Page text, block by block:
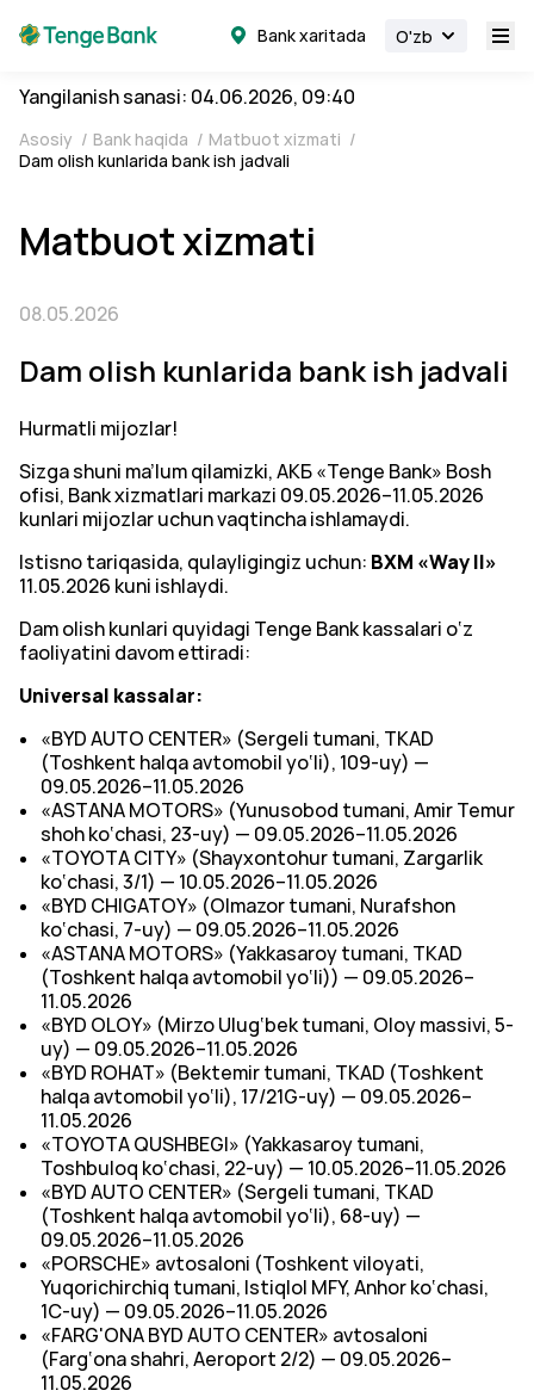
Bank xaritada O'zb
Yangilanish sanasi: 04.06.2026, 09:40
Asosiy / Bank haqida / Matbuot xizmati /
Dam olish kunlarida bank ish jadvali
Matbuot xizmati
08.05.2026
Dam olish kunlarida bank ish jadvali
Hurmatli mijozlar!
Sizga shuni ma’lum qilamizki, АКБ «Tenge Bank» Bosh
ofisi, Bank xizmatlari markazi 09.05.2026–11.05.2026
kunlari mijozlar uchun vaqtincha ishlamaydi.
Istisno tariqasida, qulayligingiz uchun: BXM «Way II»
11.05.2026 kuni ishlaydi.
Dam olish kunlari quyidagi Tenge Bank kassalari o‘z
faoliyatini davom ettiradi:
Universal kassalar:
«BYD AUTO CENTER» (Sergeli tumani, TKAD
(Toshkent halqa avtomobil yo‘li), 109-uy) —
09.05.2026–11.05.2026
«ASTANA MOTORS» (Yunusobod tumani, Amir Temur
shoh ko‘chasi, 23-uy) — 09.05.2026–11.05.2026
«TOYOTA CITY» (Shayxontohur tumani, Zargarlik
ko‘chasi, 3/1) — 10.05.2026–11.05.2026
«BYD CHIGATOY» (Olmazor tumani, Nurafshon
ko‘chasi, 7-uy) — 09.05.2026–11.05.2026
«ASTANA MOTORS» (Yakkasaroy tumani, TKAD
(Toshkent halqa avtomobil yo‘li)) — 09.05.2026–
11.05.2026
«BYD OLOY» (Mirzo Ulug‘bek tumani, Oloy massivi, 5-
uy) — 09.05.2026–11.05.2026
«BYD ROHAT» (Bektemir tumani, TKAD (Toshkent
halqa avtomobil yo‘li), 17/21G-uy) — 09.05.2026–
11.05.2026
«TOYOTA QUSHBEGI» (Yakkasaroy tumani,
Toshbuloq ko‘chasi, 22-uy) — 10.05.2026–11.05.2026
«BYD AUTO CENTER» (Sergeli tumani, TKAD
(Toshkent halqa avtomobil yo‘li), 68-uy) —
09.05.2026–11.05.2026
«PORSCHE» avtosaloni (Toshkent viloyati,
Yuqorichirchiq tumani, Istiqlol MFY, Anhor ko‘chasi,
1C-uy) — 09.05.2026–11.05.2026
«FARG'ONA BYD AUTO CENTER» avtosaloni
(Farg‘ona shahri, Aeroport 2/2) — 09.05.2026–
11.05.2026